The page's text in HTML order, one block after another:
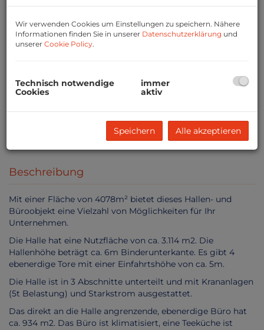
1
Beschreibung
Mit einer Fläche von 4078m² bietet dieses Hallen- und
Büroobjekt eine Vielzahl von Möglichkeiten für Ihr
Unternehmen.
Die Halle hat eine Nutzfläche von ca. 3.114 m2. Die
Hallenhöhe beträgt ca. 6m Binderunterkante. Es gibt 4
ebenerdige Tore mit einer Einfahrtshöhe von ca. 5m.
Die Halle ist in 3 Abschnitte unterteilt und mit Krananlagen
(5t Belastung) und Starkstrom ausgestattet.
Das direkt an die Halle angrenzende, ebenerdige Büro hat
ca. 934 m2. Das Büro ist klimatisiert, eine Teeküche ist
Wir verwenden Cookies um Einstellungen zu speichern. Nähere
Informationen finden Sie in unserer Datenschutzerklärung und
unserer Cookie Policy.
Technisch notwendige
Cookies
immer
aktiv
Speichern Alle akzeptieren